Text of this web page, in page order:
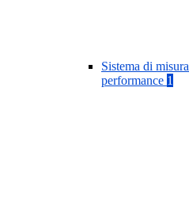
Sistema di
performance 1